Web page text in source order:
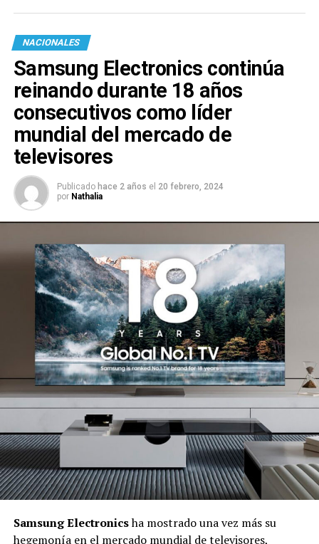
NACIONALES
Samsung Electronics continúa
reinando durante 18 años
consecutivos como líder
mundial del mercado de
televisores
Publicado hace 2 años el 20 febrero, 2024
por Nathalia
Samsung Electronicsha mostrado una vez más su
hegemonía en el mercado mundial de televisores,